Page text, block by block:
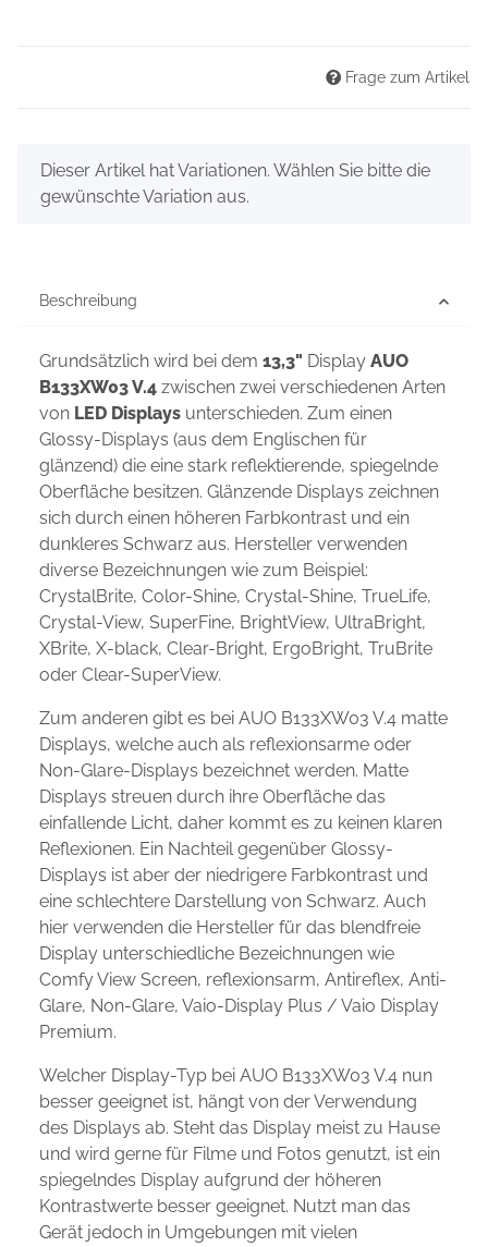
Frage zum Artikel
x
Dieser Artikel hat Variationen. Wählen Sie bitte die
gewünschte Variation aus.
Beschreibung
Grundsätzlich wird bei dem 13,3" Display AUO
B133XW03 V.4 zwischen zwei verschiedenen Arten
von LED Displays unterschieden. Zum einen
Glossy-Displays (aus dem Englischen für
glänzend) die eine stark reflektierende, spiegelnde
Oberfläche besitzen. Glänzende Displays zeichnen
sich durch einen höheren Farbkontrast und ein
dunkleres Schwarz aus. Hersteller verwenden
diverse Bezeichnungen wie zum Beispiel:
CrystalBrite, Color-Shine, Crystal-Shine, TrueLife,
Crystal-View, SuperFine, BrightView, UltraBright,
XBrite, X-black, Clear-Bright, ErgoBright, TruBrite
oder Clear-SuperView.
Zum anderen gibt es bei AUO B133XW03 V.4 matte
Displays, welche auch als reflexionsarme oder
Non-Glare-Displays bezeichnet werden. Matte
Displays streuen durch ihre Oberfläche das
einfallende Licht, daher kommt es zu keinen klaren
Reflexionen. Ein Nachteil gegenüber Glossy-
Displays ist aber der niedrigere Farbkontrast und
eine schlechtere Darstellung von Schwarz. Auch
hier verwenden die Hersteller für das blendfreie
Display unterschiedliche Bezeichnungen wie
Comfy View Screen, reflexionsarm, Antireflex, Anti-
Glare, Non-Glare, Vaio-Display Plus / Vaio Display
Premium.
Welcher Display-Typ bei AUO B133XW03 V.4 nun
besser geeignet ist, hängt von der Verwendung
des Displays ab. Steht das Display meist zu Hause
und wird gerne für Filme und Fotos genutzt, ist ein
spiegelndes Display aufgrund der höheren
Kontrastwerte besser geeignet. Nutzt man das
Gerät jedoch in Umgebungen mit vielen